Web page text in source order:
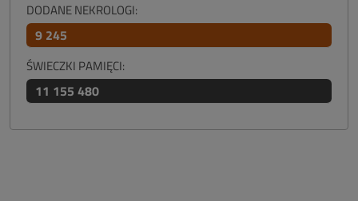
DODANE NEKROLOGI:
9 245
ŚWIECZKI PAMIĘCI:
11 155 480